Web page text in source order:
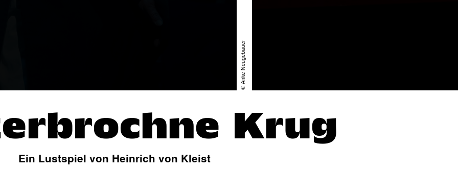
© Anke Neugebauer
Krug
Ein Lustspiel von Heinrich von Kleist